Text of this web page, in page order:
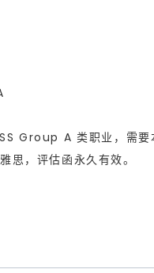
A 类职业，需要
思，评估函永久有效。